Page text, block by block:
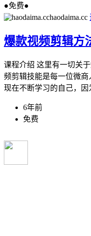
●免费●
haodaima.cc
爆款视频剪辑方
课程介绍 这里有一切关
频剪辑技能是每一位微
现在不断学习的自己，
6年前
免费